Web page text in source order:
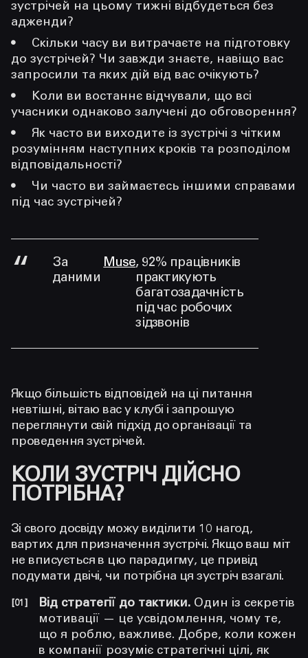
зустрічей на цьому тижні відбудеться без
адженди?
Скільки часу ви витрачаєте на підготовку
до зустрічей? Чи завжди знаєте, навіщо вас
запросили та яких дій від вас очікують?
Коли ви востаннє відчували, що всі
учасники однаково залучені до обговорення?
Як часто ви виходите із зустрічі з чітким
розумінням наступних кроків та розподілом
відповідальності?
Чи часто ви займаєтесь іншими справами
під час зустрічей?
За
даними
Muse, 92% працівників
практикують
багатозадачність
під час робочих
зідзвонів
Якщо більшість відповідей на ці питання
невтішні, вітаю вас у клубі і запрошую
переглянути свій підхід до організації та
проведення зустрічей.
КОЛИ ЗУСТРІЧ ДІЙСНО
ПОТРІБНА?
Зі свого досвіду можу виділити 10 нагод,
вартих для призначення зустрічі. Якщо ваш міт
не вписується в цю парадигму, це привід
подумати двічі, чи потрібна ця зустріч взагалі.
Від стратегії до тактики. Один із секретів
мотивації — це усвідомлення, чому те,
що я роблю, важливе. Добре, коли кожен
в компанії розуміє стратегічні цілі, як